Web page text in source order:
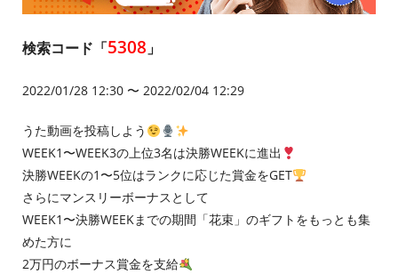
検索コード「5308」
2022/01/28 12:30 〜 2022/02/04 12:29
うた動画を投稿しよう
WEEK1〜WEEK3の上位3名は決勝WEEKに進出
決勝WEEKの1〜5位はランクに応じた賞金をGET
さらにマンスリーボーナスとして
WEEK1〜決勝WEEKまでの期間「花束」のギフトをもっとも集
めた方に
2万円のボーナス賞金を支給